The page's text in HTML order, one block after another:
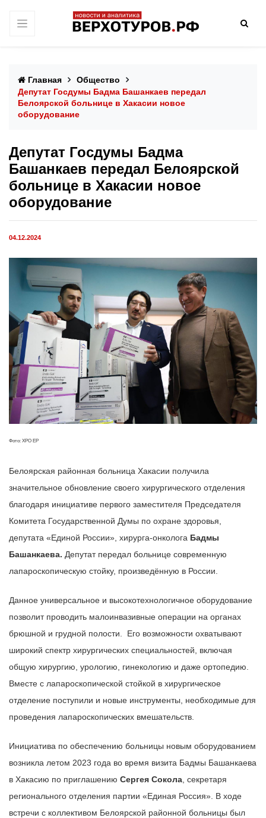
Главная
Общество
Депутат Госдумы Бадма Башанкаев передал
Белоярской больнице в Хакасии новое
оборудование
Депутат Госдумы Бадма
Башанкаев передал Белоярской
больнице в Хакасии новое
оборудование
04.12.2024
Фото: ХРО ЕР
Белоярская районная больница Хакасии получила
значительное обновление своего хирургического отделения
благодаря инициативе первого заместителя Председателя
Комитета Государственной Думы по охране здоровья,
депутата «Единой России», хирурга-онколога Бадмы
Башанкаева. Депутат передал больнице современную
лапароскопическую стойку, произведённую в России.
Данное универсальное и высокотехнологичное оборудование
позволит проводить малоинвазивные операции на органах
брюшной и грудной полости. Его возможности охватывают
широкий спектр хирургических специальностей, включая
общую хирургию, урологию, гинекологию и даже ортопедию.
Вместе с лапароскопической стойкой в хирургическое
отделение поступили и новые инструменты, необходимые для
проведения лапароскопических вмешательств.
Инициатива по обеспечению больницы новым оборудованием
возникла летом 2023 года во время визита Бадмы Башанкаева
в Хакасию по приглашению Сергея Сокола , секретаря
регионального отделения партии «Единая Россия». В ходе
встречи с коллективом Белоярской районной больницы был